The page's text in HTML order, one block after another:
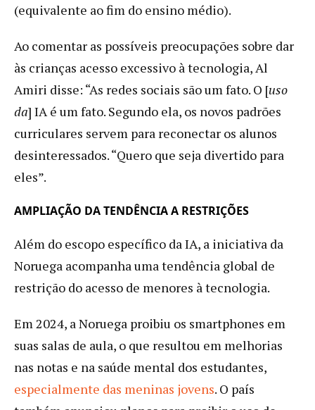
(equivalente ao fim do ensino médio).
Ao comentar as possíveis preocupações sobre dar
às crianças acesso excessivo à tecnologia, Al
Amiri disse: “As redes sociais são um fato. O [uso
da] IA é um fato. Segundo ela, os novos padrões
curriculares servem para reconectar os alunos
desinteressados. “Quero que seja divertido para
eles”.
AMPLIAÇÃO DA TENDÊNCIA A RESTRIÇÕES
Além do escopo específico da IA, a iniciativa da
Noruega acompanha uma tendência global de
restrição do acesso de menores à tecnologia.
Em 2024, a Noruega proibiu os smartphones em
suas salas de aula, o que resultou em melhorias
nas notas e na saúde mental dos estudantes,
especialmente das meninas jovens. O país